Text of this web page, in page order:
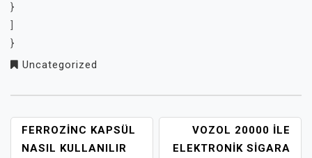
}
]
}
Uncategorized
YAZI
GEZINMESI
FERROZINC KAPSÜL
NASIL KULLANILIR
VOZOL 20000 ILE
ELEKTRONIK SIGARA